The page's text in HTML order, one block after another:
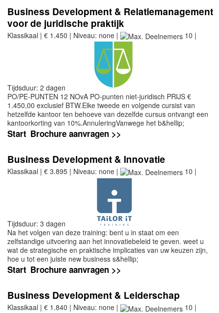
Business Development & Relatiemanagement
voor de juridische praktijk
Klassikaal | € 1.450 | Niveau: none | 10 |
Tijdsduur: 2 dagen
PO/PE-PUNTEN 12 NOvA PO-punten niet-juridisch PRIJS €
1.450,00 exclusief BTW.Elke tweede en volgende cursist van
hetzelfde kantoor ten behoeve van dezelfde cursus ontvangt een
kantoorkorting van 10%.AnnuleringVanwege het b&hellip;
Start Brochure aanvragen >>
Business Development & Innovatie
Klassikaal | € 3.895 | Niveau: none | 10 |
Tijdsduur: 3 dagen
Na het volgen van deze training: bent u in staat om een
zelfstandige uitvoering aan het innovatiebeleid te geven. weet u
wat de strategische en praktische implicaties van uw keuzen zijn,
hoe u tot een juiste new business s&hellip;
Start Brochure aanvragen >>
Business Development & Leiderschap
Klassikaal | € 1.840 | Niveau: none | 10 |